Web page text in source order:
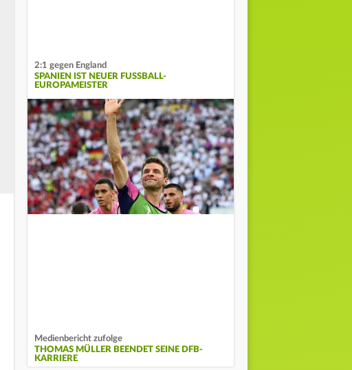
2:1 gegen England
SPANIEN IST NEUER FUSSBALL-E
UROPAMEISTER
Medienbericht zufolge
THOMAS MÜLLER BEENDET SEINE DFB-
KARRIERE